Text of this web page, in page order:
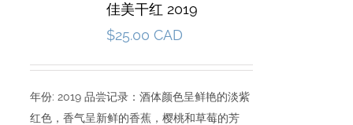
佳美干红 2019
$25.00 CAD
年份: 2019 品尝记录：酒体颜色呈鲜艳的淡紫
红色，香气呈新鲜的香蕉，樱桃和草莓的芳